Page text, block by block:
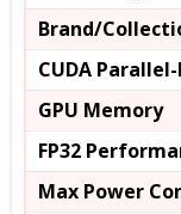
Brand/
CUDA
GPU Memory
FP32
Max Power